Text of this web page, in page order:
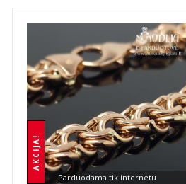
Parduodama tik internetu
AKCIJA!